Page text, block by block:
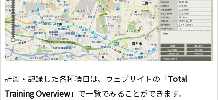
計測・記録した各種項目は、ウェブサイトの「Total
Training Overview」で一覧でみることができます。